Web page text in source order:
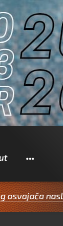
Pretraži
naslova